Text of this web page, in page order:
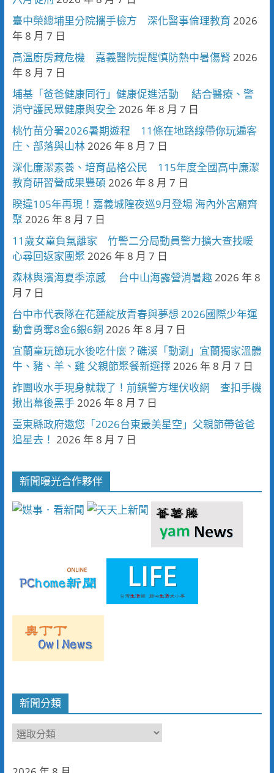
臺中榮總埔里分院攜手檢方 深化醫事倫理教育 2026
年 8 月 7 日
高溫廚房藏危機 嘉義醫院提醒慎防熱中暑傷腎 2026
年 8 月 7 日
埔基「爸爸健康同行」健康促進活動 結合醫療、警
消守護民眾健康與安全 2026 年 8 月 7 日
桃竹苗分署2026暑期遊程 11條在地路線帶你玩遍客
庄、部落與山林2026 年 8 月 7 日
深化廉潔素養、培育品格公民 115年度全國高中廉潔
教育研習營成果豐碩 2026 年 8 月 7 日
睽違105年再現！嘉義城隍夜巡9月登場 海內外宮廟齊
聚 2026 年 8 月 7 日
11歲女童負氣離家 竹警二分局動員警力擴大查找暖
心尋回返家團聚 2026 年 8 月 7 日
森林與濱海夏季涼感 台中山海露營消暑趣2026 年 8
月 7 日
台中市代表隊在花蓮綻放青春與夢想 2026國際少年運
動會勇奪8金6銀6銅 2026 年 8 月 7 日
宜蘭童玩節玩水後吃什麼？礁溪「動涮」宜蘭獨家溫體
牛、豬、羊、雞 父親節聚餐新選擇2026 年 8 月 7 日
詐團收水手現身就栽了！前鎮警方埋伏收網 查扣手機
揪出幕後黑手2026 年 8 月 7 日
臺東縣政府邀您「2026台東最美星空」父親節帶爸爸
追星去！ 2026 年 8 月 7 日
新聞曝光合作夥伴
新聞分類
新